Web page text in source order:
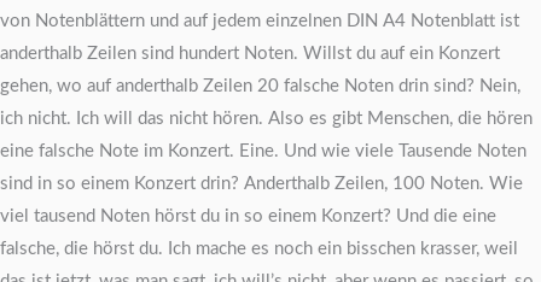
von Notenblättern und auf jedem einzelnen DIN A4 Notenblatt ist
anderthalb Zeilen sind hundert Noten. Willst du auf ein Konzert
gehen, wo auf anderthalb Zeilen 20 falsche Noten drin sind? Nein,
ich nicht. Ich will das nicht hören. Also es gibt Menschen, die hören
eine falsche Note im Konzert. Eine. Und wie viele Tausende Noten
sind in so einem Konzert drin? Anderthalb Zeilen, 100 Noten. Wie
viel tausend Noten hörst du in so einem Konzert? Und die eine
falsche, die hörst du. Ich mache es noch ein bisschen krasser, weil